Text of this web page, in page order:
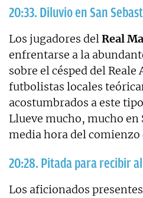
20:33. Diluvio en San
Los jugadores delReal
enfrentarse a la
sobre el césped del Reale
futbolistas locales
acostumbrados a este
Llueve mucho, mucho en
media hora del
20:28. Pitada para recibir
Los aficionados